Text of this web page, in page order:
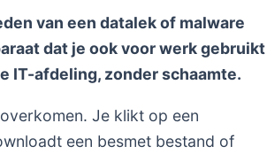
van een datalek of malware
dat je ook voor werk gebruikt
IT-afdeling, zonder schaamte.
Je klikt op een
een besmet bestand of